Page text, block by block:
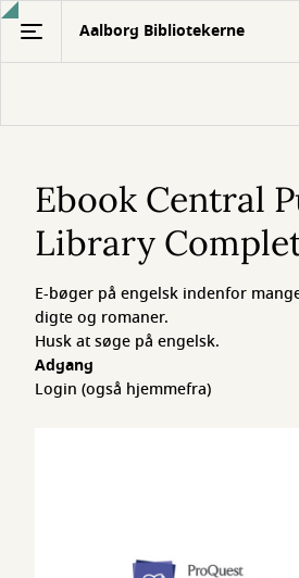
Gå
hovedindhold
Aalborg Bibliotekerne
Central
Public
Library
Complete
Ebook Central
Library
E-bøger på engelsk indenfor
digte og romaner.
Husk at søge på engelsk.
Adgang
Login (også hjemmefra)